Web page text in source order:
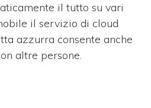
il tutto su vari
il servizio di cloud
azzurra consente anche
altre persone.